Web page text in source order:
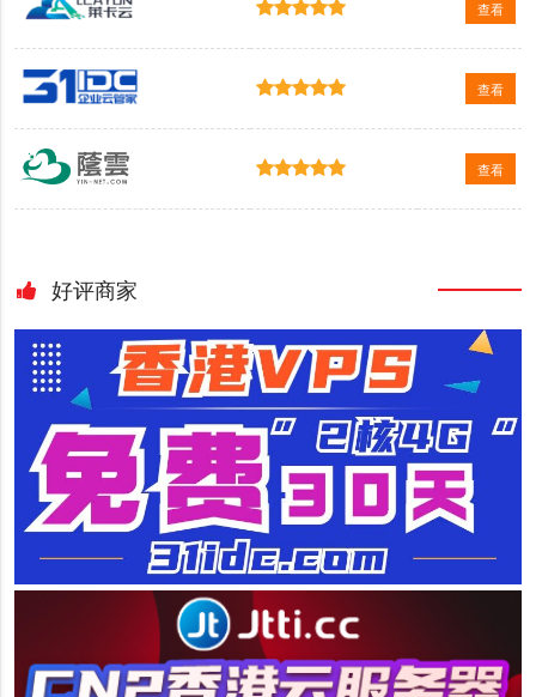
查看
查看
查看
好评商家